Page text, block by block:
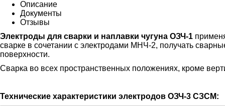
Описание
Документы
Отзывы
Электроды для сварки и наплавки чугуна ОЗЧ-1
сварке в сочетании с электродами МНЧ-2, получать
поверхности.
Сварка во всех пространственных положениях, кроме
Технические характеристики электродов ОЗЧ-3 СЗСМ: